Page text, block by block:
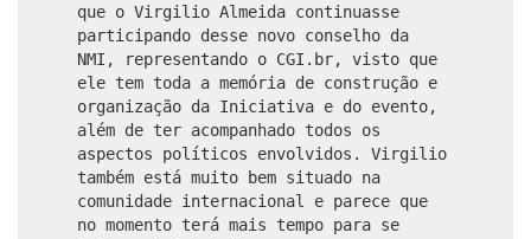
que o Virgilio Almeida continuasse
participando desse novo conselho da
NMI, representando o CGI.br, visto que
ele tem toda a memória de construção e
organização da Iniciativa e do evento,
além de ter acompanhado todos os
aspectos políticos envolvidos. Virgilio
também está muito bem situado na
comunidade internacional e parece que
no momento terá mais tempo para se